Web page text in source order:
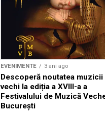
EVENIMENTE 3 ani ago
Descoperă noutatea muzicii
vechi la ediția a XVIII-a a
Festivalului de Muzică
București